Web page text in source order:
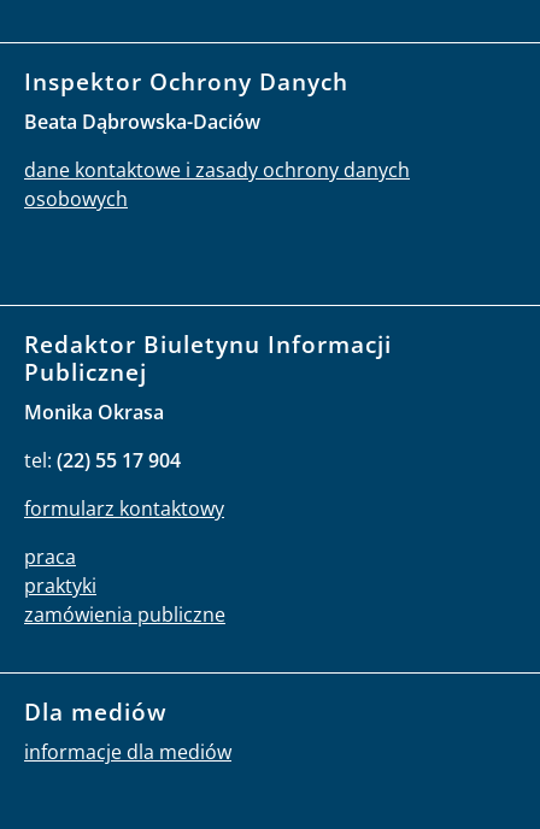
Inspektor Ochrony Danych
Beata Dąbrowska-Daciów
dane kontaktowe i zasady ochrony danych
osobowych
Redaktor Biuletynu Informacji
Publicznej
Monika Okrasa
tel: (22) 55 17 904
formularz kontaktowy
praca
praktyki
zamówienia publiczne
Dla mediów
informacje dla mediów